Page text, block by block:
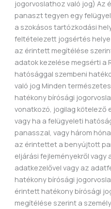
jogorvoslathoz való jog) Az
panaszt tegyen egy
a szokásos tartózkodási
feltételezett jogsértés
az érintett megítélése
adatok kezelése megsérti a
hatósággal szembeni
való jog Minden
hatékony bírósági
vonatkozó, jogilag kötelező
vagy ha a felügyeleti
panasszal, vagy három
az érintettet a benyújtott
eljárási fejleményekről vagy
adatkezelővel vagy az
hatékony bírósági
érintett hatékony bírósági
megítélése szerint a